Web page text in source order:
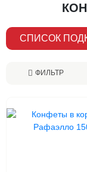
СПИСОК
ФИЛЬТР